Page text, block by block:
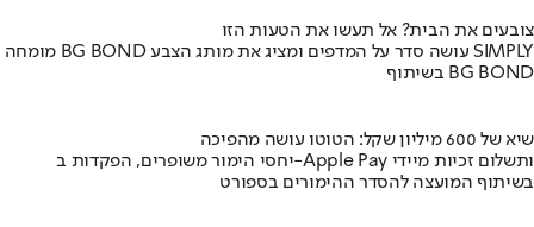
צובעים את הבית? אל תעשו את הטעות הזו
מומחה BG BOND עושה סדר על המדפים ומציג את מותג הצבע SIMPLY
בשיתוף BG BOND
שיא של 600 מיליון שקל: הטוטו עושה מהפיכה
יחסי הימור משופרים, הפקדות ב-Apple Pay ותשלום זכיות מיידי
בשיתוף המועצה להסדר ההימורים בספורט